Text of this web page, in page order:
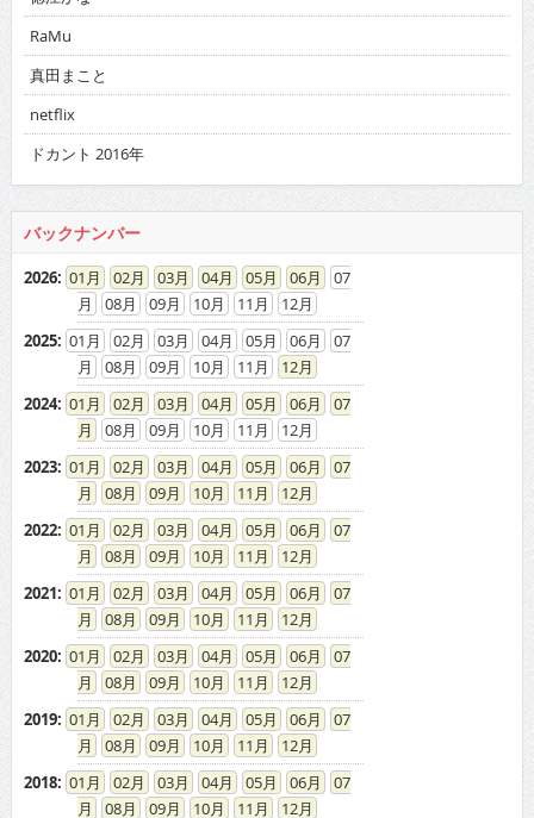
RaMu
真田まこと
netflix
ドカント 2016年
バックナンバー
2026: 01 02 03 04 05 06
07
08
09 10 11
12
2025: 01 02 03 04 05 06
07
08
09 10 11
12
2024: 01 02 03 04 05 06
07
08
09 10 11
12
2023: 01 02 03 04 05 06
07
08
09 10 11
12
2022: 01 02 03 04 05 06
07
08
09 10 11
12
2021: 01 02 03 04 05 06
07
08
09 10 11
12
2020: 01 02 03 04 05 06
07
08
09 10 11
12
2019: 01 02 03 04 05 06
07
08
09 10 11
12
2018: 01 02 03 04 05 06
07
08
09 10 11
12